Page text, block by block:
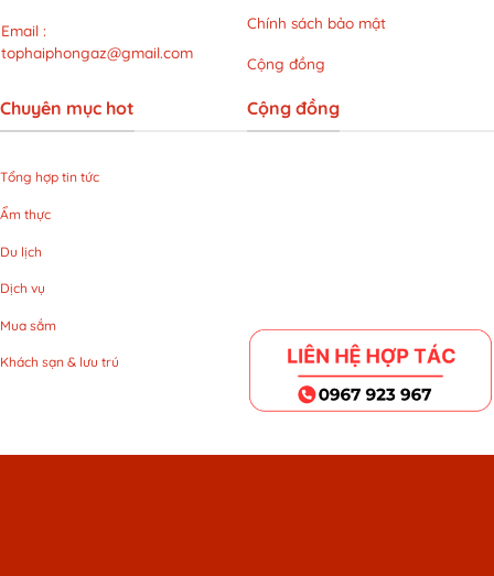
Email :
tophaiphongaz@gmail.com
Chính sách bảo mật
Cộng đồng
Chuyên mục hot
Tổng hợp tin tức
Ẩm thực
Du lịch
Dịch vụ
Mua sắm
Khách sạn & lưu trú
Cộng đồng